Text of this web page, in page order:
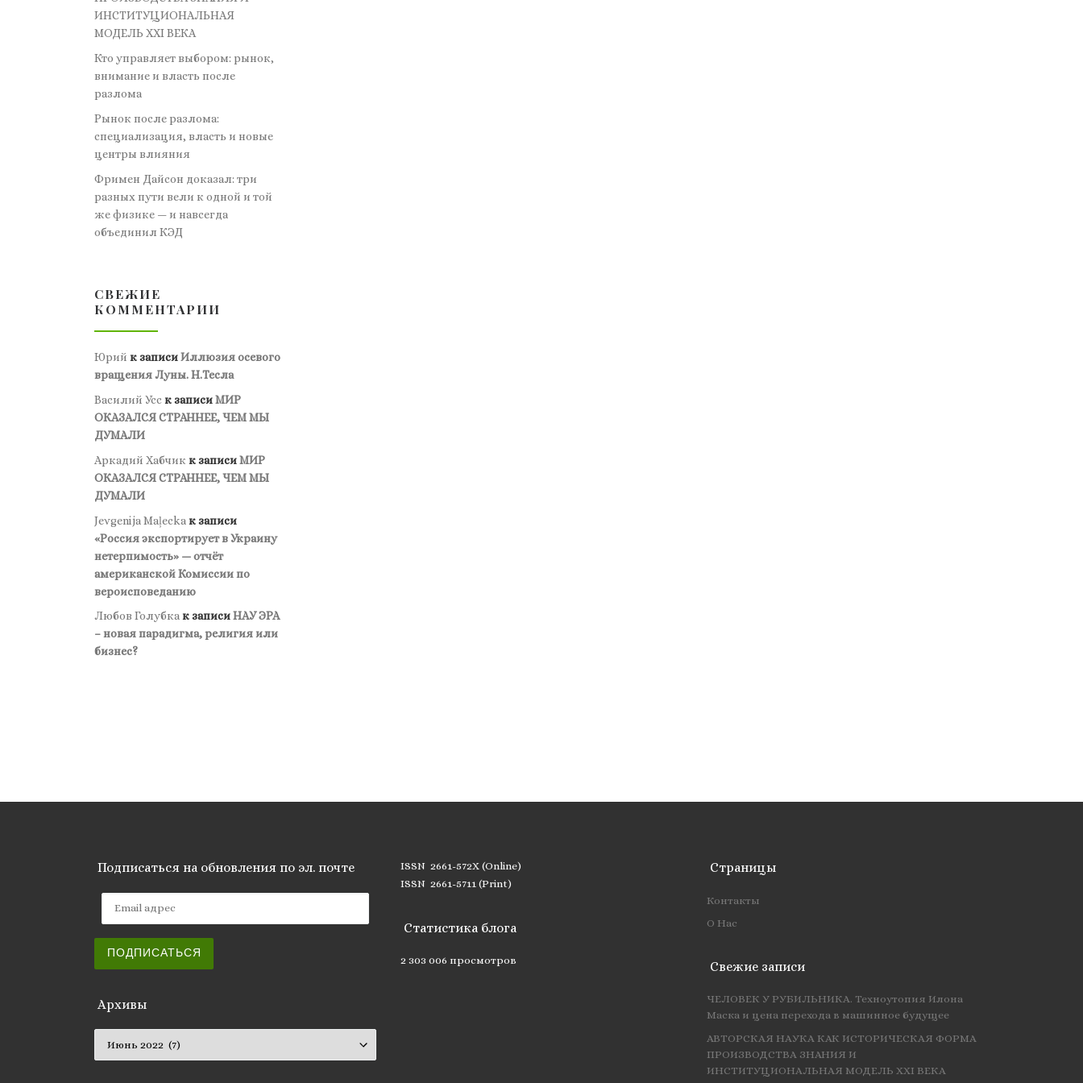
ИНСТИТУЦИОНАЛЬНАЯ
МОДЕЛЬ XXI ВЕКА
Кто управляет выбором: рынок,
внимание и власть после
разлома
Рынок после разлома:
специализация, власть и новые
центры влияния
Фримен Дайсон доказал: три
разных пути вели к одной и той
же физике — и навсегда
объединил КЭД
СВЕЖИЕ
КОММЕНТАРИИ
Юрий к записиИллюзия осевого
вращения Луны. Н.Тесла
Василий Усс к записиМИР
ОКАЗАЛСЯ СТРАННЕЕ, ЧЕМ МЫ
ДУМАЛИ
Аркадий Хабчик к записиМИР
ОКАЗАЛСЯ СТРАННЕЕ, ЧЕМ МЫ
ДУМАЛИ
Jevgenija Maļecka к записи
«Россия экспортирует в Украину
нетерпимость» — отчёт
американской Комиссии по
вероисповеданию
Любов Голубкак записиНАУ ЭРА
– новая парадигма, религия или
бизнес?
Подписаться на обновления по эл. почте
ПОДПИСАТЬСЯ
Архивы
ISSN 2661-572X (Online)
ISSN 2661-5711 (Print)
Статистика блога
2 303 006 просмотров
Страницы
Контакты
О Нас
Свежие записи
ЧЕЛОВЕК У РУБИЛЬНИКА. Техноутопия Илона
Маска и цена перехода в машинное будущее
АВТОРСКАЯ НАУКА КАК ИСТОРИЧЕСКАЯ ФОРМА
ПРОИЗВОДСТВА ЗНАНИЯ И
ИНСТИТУЦИОНАЛЬНАЯ МОДЕЛЬ XXI ВЕКА